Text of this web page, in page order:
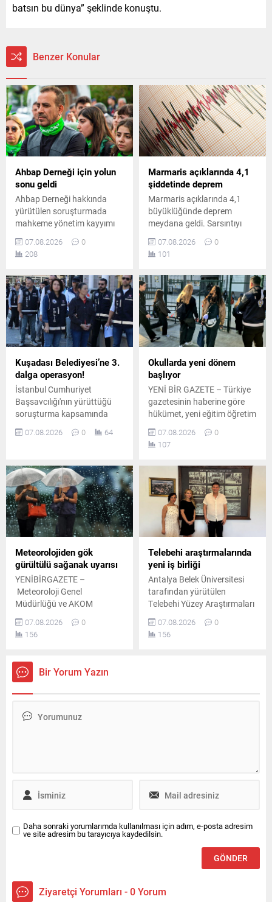
batsın bu dünya” şeklinde konuştu.
Benzer Konular
Ahbap Derneği için yolun
sonu geldi
Ahbap Derneği hakkında
yürütülen soruşturmada
mahkeme yönetim kayyımı
atanmasına karar verdi.
Başsavcılık, derneğin
faaliyetlerinin
feshedilmesini talep ederken
soruşturma dört başlıkta
sürüyor.
07.08.2026
0
208
Marmaris açıklarında 4,1
şiddetinde deprem
Marmaris açıklarında 4,1
büyüklüğünde deprem
meydana geldi. Sarsıntıyı
hisseden bölge halkı kısa
süreli panik yaşarken, AFAD
tarafından yapılan ilk
olumsuzluğa rastlanmadığı
açıklandı.
07.08.2026
0
101
Kuşadası Belediyesi’ne 3.
dalga operasyon!
İstanbul Cumhuriyet
Başsavcılığı'nın yürüttüğü
soruşturma kapsamında
yönelik operasyonların 3.
Antalya'da belirlenen
adreslere eş zamanlı
operasyon düzenledi.
07.08.2026 0 64
Okullarda yeni dönem
başlıyor
YENİ BİR GAZETE – Türkiye
gazetesinin haberine göre
hükümet, yeni eğitim öğretim
güvenliğini artırmaya yönelik
yeni bir çalışma için harekete
İçişleri Bakanlığı, Milli Eğitim
Bakanlığı ile Çalışma ve
Sosyal Güvenlik Bakanlığı
koordinasyonunda okullarda
görevlendirilmek üzere 30 bin
yeni güvenlik görevlisi
istihdam edilecek. Toplum
Yararına...
07.08.2026
0
107
Meteorolojiden gök
gürültülü sağanak uyarısı
YENİBİRGAZETE –
Meteoroloji Genel
Müdürlüğü ve AKOM
verilerine göre yurdun bazı
bölgelerinde sağanak yağış
beklenirken, Güneydoğu
uyarısı yapıldı ve hava
sıcaklıklarının mevsim
Meteoroloji tarafından
07.08.2026
0
156
Telebehi araştırmalarında
yeni iş birliği
Antalya Belek Üniversitesi
tarafından yürütülen
Telebehi Yüzey Araştırmaları
kapsamında araştırma
heyeti, Fethiye Belediye
Başkanı Alim Karaca'yı
07.08.2026
0
156
Bir Yorum Yazın
Daha sonraki yorumlarımda kullanılması için adım, e-posta adresim
ve site adresim bu tarayıcıya kaydedilsin.
Ziyaretçi Yorumları - 0 Yorum